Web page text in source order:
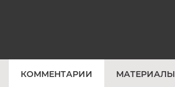
КОММЕНТАРИИ МАТЕРИАЛЫ